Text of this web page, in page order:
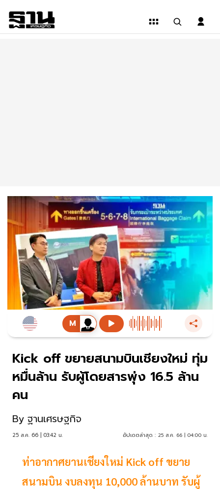
Kick off ขยายสนามบินเชียงใหม่ ทุ่ม
หมื่นล้าน รับผู้โดยสารพุ่ง 16.5 ล้าน
คน
By ฐานเศรษฐกิจ
25 ส.ค. 66 | 03:42 น. อัปเดตล่าสุด : 25 ส.ค. 66 | 04:00 น.
ท่าอากาศยานเชียงใหม่ Kick off ขยาย
สนามบิน งบลงทุน 10,000 ล้านบาท รับผู้